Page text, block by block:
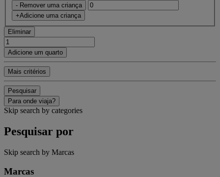
- Remover uma criança
+Adicione uma criança
Eliminar
Adicione um quarto
Mais critérios
Pesquisar
Para onde viaja?
Skip search by categories
Pesquisar por
Skip search by Marcas
Marcas